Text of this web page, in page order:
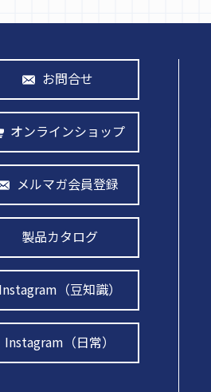
お問合せ
オンラインショップ
メルマガ会員登録
製品カタログ
Instagram（豆知識）
Instagram（日常）